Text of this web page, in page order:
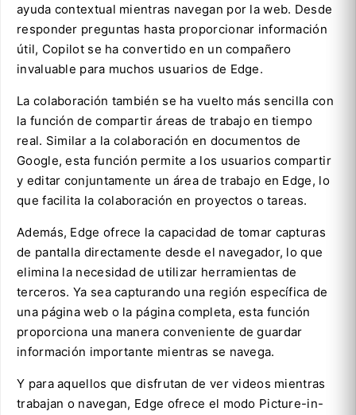
ayuda contextual mientras navegan por la web. Desde
responder preguntas hasta proporcionar información
útil, Copilot se ha convertido en un compañero
invaluable para muchos usuarios de Edge.
La colaboración también se ha vuelto más sencilla con
la función de compartir áreas de trabajo en tiempo
real. Similar a la colaboración en documentos de
Google, esta función permite a los usuarios compartir
y editar conjuntamente un área de trabajo en Edge, lo
que facilita la colaboración en proyectos o tareas.
Además, Edge ofrece la capacidad de tomar capturas
de pantalla directamente desde el navegador, lo que
elimina la necesidad de utilizar herramientas de
terceros. Ya sea capturando una región específica de
una página web o la página completa, esta función
proporciona una manera conveniente de guardar
información importante mientras se navega.
Y para aquellos que disfrutan de ver videos mientras
trabajan o navegan, Edge ofrece el modo Picture-in-